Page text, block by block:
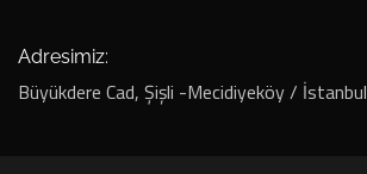
Adresimiz:
Büyükdere Cad, Şişli -Mecidiyeköy / İstanbul